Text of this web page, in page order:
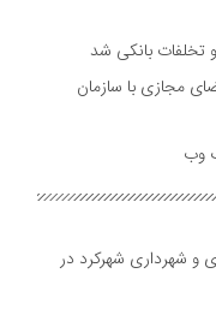
تخلفات بانکی شد
مجازی با سازمان
و شهرداری شهرکرد در